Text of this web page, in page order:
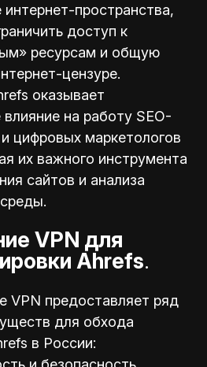
интернет-пространства,
доступ к
ресурсам и общую
цензуре.
оказывает
на работу SEO-
цифровых маркетологов
их важного инструмента
сайтов и анализа
VPN для
Ahrefs.
VPN предоставляет ряд
для обхода
в России: